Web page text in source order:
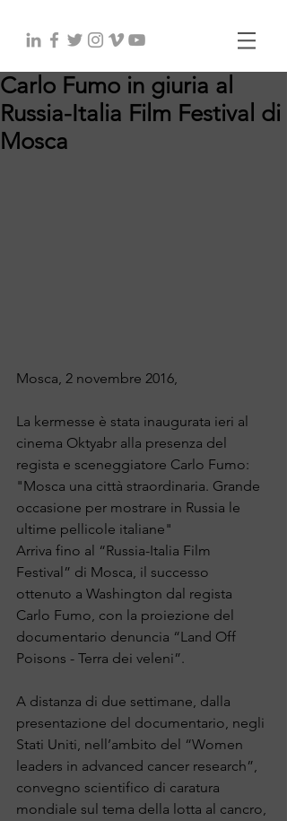
Carlo Fumo in giuria al
Russia-Italia Film Festival di
Mosca
Mosca, 2 novembre 2016,
La kermesse è stata inaugurata ieri al
cinema Oktyabr alla presenza del
regista e sceneggiatore Carlo Fumo:
"Mosca una città straordinaria. Grande
occasione per mostrare in Russia le
ultime pellicole italiane"
Arriva fino al “Russia-Italia Film
Festival” di Mosca, il successo
ottenuto a Washington dal regista
Carlo Fumo, con la proiezione del
documentario denuncia “Land Off
Poisons - Terra dei veleni”.
A distanza di due settimane, dalla
presentazione del documentario, negli
Stati Uniti, nell’ambito del “Women
leaders in advanced cancer research”,
convegno scientifico di caratura
mondiale sul tema della lotta al cancro,